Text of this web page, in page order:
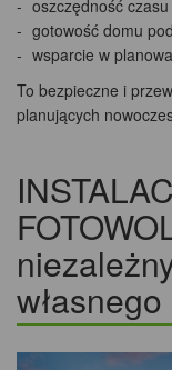
oszczędność
gotowość domu
wsparcie w
To bezpieczne i
planujących